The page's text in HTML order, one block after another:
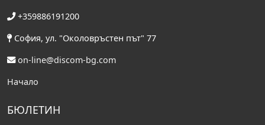
+359886191200
София, ул. "Околовръстен път" 77
on-line@discom-bg.com
Начало
БЮЛЕТИН